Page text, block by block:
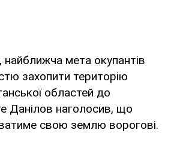
мета окупантів
захопити територію
областей до
Данілов наголосив, що
свою землю ворогові.